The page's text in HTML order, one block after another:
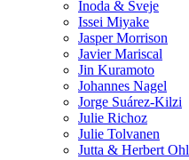
Inoda & Sveje
Issei Miyake
Jasper Morrison
Javier Mariscal
Jin Kuramoto
Johannes Nagel
Jorge Suárez-Kilzi
Julie Richoz
Julie Tolvanen
Jutta & Herbert Ohl